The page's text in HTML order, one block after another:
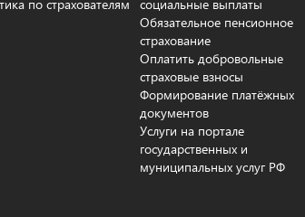
по страхователям
социальные выплаты
Обязательное пенсионное
страхование
Оплатить добровольные
страховые взносы
Формирование платёжных
документов
Услуги на портале
государственных и
муниципальных услуг РФ